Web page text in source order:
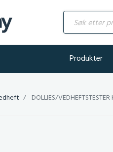
Søk etter
Produkter
DOLLIES/